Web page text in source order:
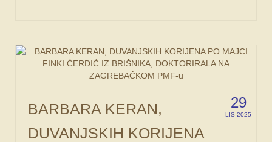
29
LIS 2025
BARBARA KERAN,
DUVANJSKIH KORIJENA